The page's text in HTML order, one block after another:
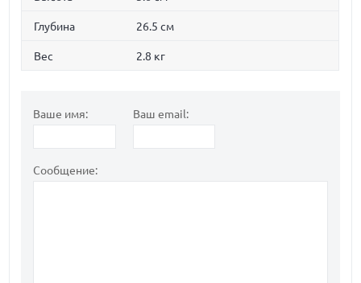
Глубина 26.5 см
Вес 2.8 кг
Ваше имя: Ваш email:
Сообщение: